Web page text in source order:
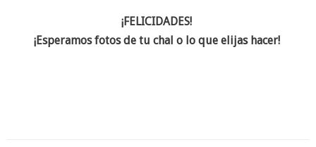
¡FELICIDADES!
¡Esperamos fotos de tu chal o lo que elijas hacer!